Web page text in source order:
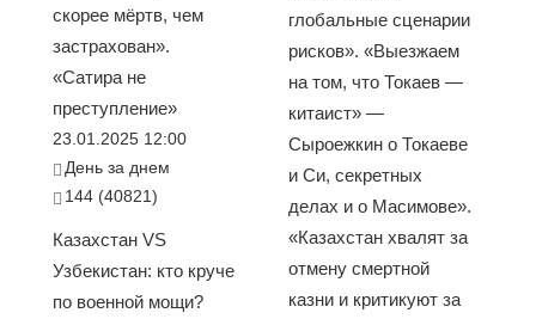
скорее мёртв, чем
застрахован».
«Сатира не
преступление»
23.01.2025 12:00
День за днем
144 (40821)
Казахстан VS
Узбекистан: кто круче
по военной мощи?
глобальные сценарии
рисков». «Выезжаем
на том, что Токаев —
китаист» —
Сыроежкин о Токаеве
и Си, секретных
делах и о Масимове».
«Казахстан хвалят за
отмену смертной
казни и критикуют за